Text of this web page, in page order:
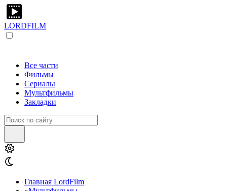
LORDFILM
Все части
Фильмы
Сериалы
Мультфильмы
Закладки
Главная LordFilm